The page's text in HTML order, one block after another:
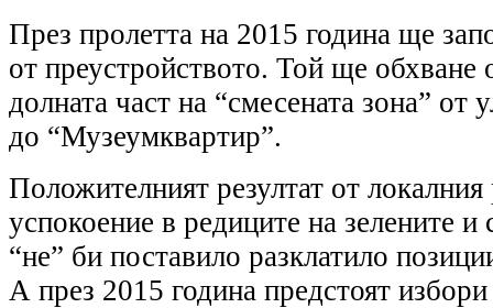
През пролетта на 2015 година ще
от преустройството. Той ще обхване
долната част на “смесената зона” от
до “Музеумквартир”.
Положителният резултат от
успокоение в редиците на зелените
“не” би поставило разклатило
А през 2015 година предстоят